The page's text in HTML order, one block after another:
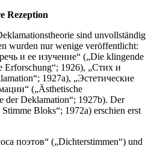
Rezeption
sind unvollständig
wurden nur wenige veröffentlicht:
и ее изучение“ („Die klingende
Erforschung“; 1926), „Стих и
1927a), „Эстетические
(„Ästhetische
der Deklamation“; 1927b). Der
Bloks“; 1972a) erschien erst
поэтов“ („Dichterstimmen“) und